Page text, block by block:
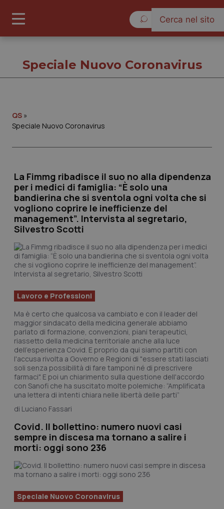
Regioni e Asl
Lavoro e Professioni
Scienza e Farmaci
Studi e Analisi
Lettere al direttore
Edizioni Regionali
QS Pro
Professionisti Sanitari.AI
Abruzzo
Basilicata
Calabria
QS Pro Gold
Artrite & artrosi
Asma & BPCO
QS Club Newsletter
Speciale Nuovo Coronavirus
QS »
Speciale Nuovo Coronavirus
La Fimmg ribadisce il suo no alla dipendenza
per i medici di famiglia: “È solo una
bandierina che si sventola ogni volta che si
vogliono coprire le inefficienze del
management”. Intervista al segretario,
Silvestro Scotti
Lavoro e Professioni
Ma è certo che qualcosa va cambiato e con il leader del
maggior sindacato della medicina generale abbiamo
parlato di formazione, convenzioni, piani terapeutici,
riassetto della medicina territoriale anche alla luce
dell'esperienza Covid. E proprio da qui siamo partiti con
l'accusa rivolta a Governo e Regioni di "essere stati lasciati
soli senza possibilità di fare tamponi né di prescrivere
farmaci". E poi un chiarimento sulla questione dell'accordo
con Sanofi che ha suscitato molte polemiche: “Amplificata
una lettera di intenti chiara nelle libertà delle parti”
Luciano Fassari
Covid. Il bollettino: numero nuovi casi
sempre in discesa ma tornano a salire i
morti: oggi sono 236
Speciale Nuovo Coronavirus